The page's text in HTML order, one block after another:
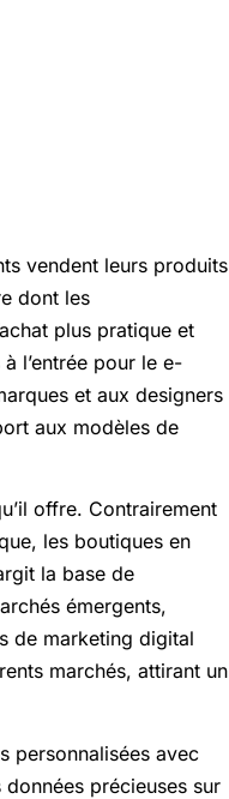
vendent leurs produits
dont les
plus pratique et
l’entrée pour le e-
et aux designers
aux modèles de
offre. Contrairement
les boutiques en
la base de
émergents,
de marketing digital
marchés, attirant un
personnalisées avec
précieuses sur